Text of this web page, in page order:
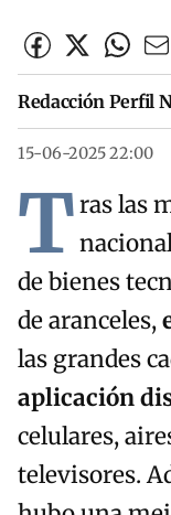
Redacción Perfil
15-06-2025 22:00
Tras las
de bienes
de aranceles,
las grandes
aplicación
celulares,
televisores.